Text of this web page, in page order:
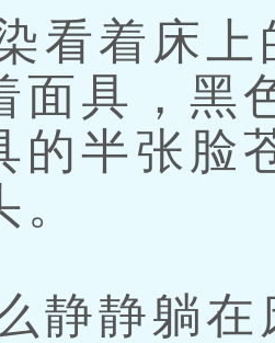
着床上
面具，黑
的半张脸
静躺在